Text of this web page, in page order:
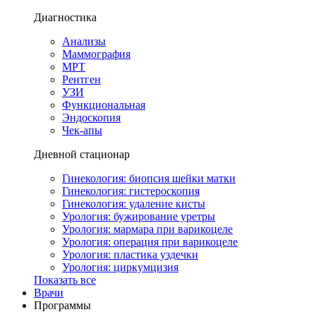
Диагностика
Анализы
Маммография
МРТ
Рентген
УЗИ
Функциональная
Эндоскопия
Чек-апы
Дневной стационар
Гинекология: биопсия шейки матки
Гинекология: гистероскопия
Гинекология: удаление кисты
Урология: бужирование уретры
Урология: мармара при варикоцеле
Урология: операция при варикоцеле
Урология: пластика уздечки
Урология: циркумцизия
Показать все
Врачи
Программы